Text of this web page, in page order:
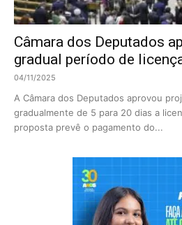
Câmara dos Deputados
gradual período de
04/11/2025
A Câmara dos Deputados aprovou
gradualmente de 5 para 20 dias a
proposta prevê o pagamento do...